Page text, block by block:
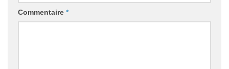
Commentaire *